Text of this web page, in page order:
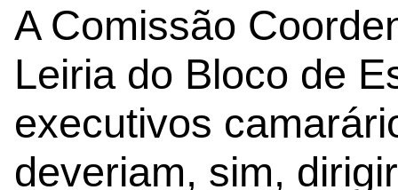
A Comissão
Leiria do Bloco de
executivos
deveriam, sim,